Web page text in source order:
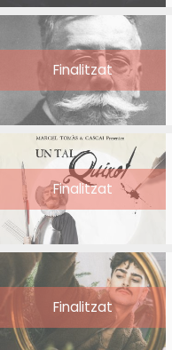
Finalitzat
Finalitzat
Finalitzat